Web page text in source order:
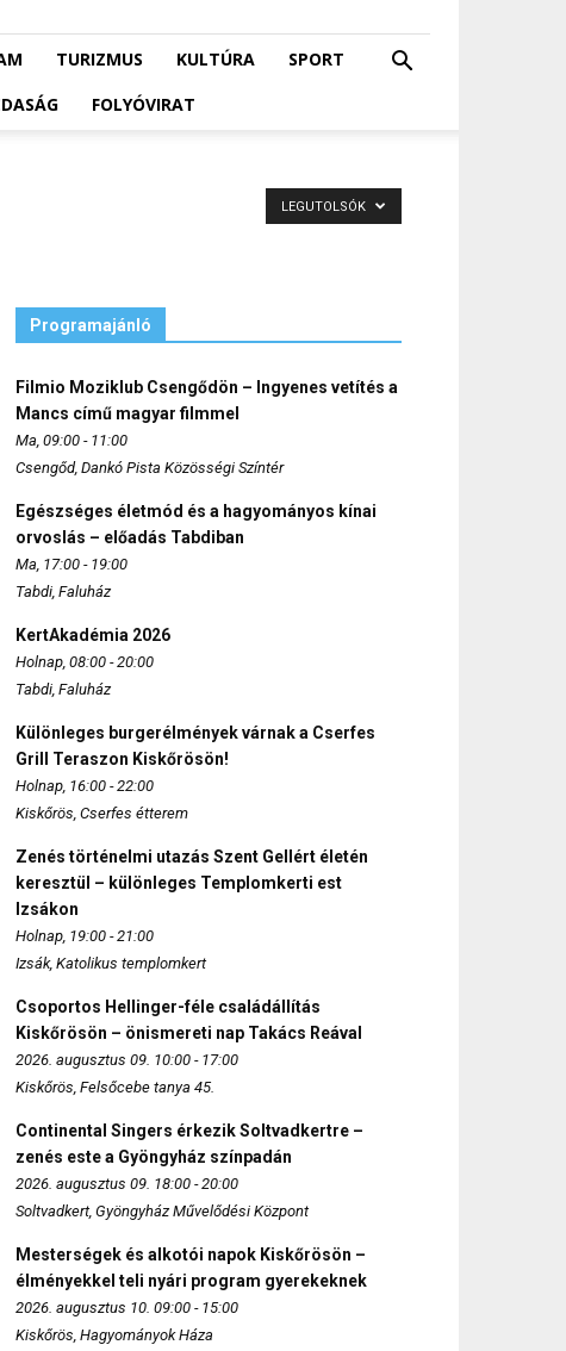
TURIZMUS KULTÚRA
SPORT
FOLYÓVIRAT
LEGUTOLSÓK
Programajánló
Filmio Moziklub Csengődön – Ingyenes vetítés a
Mancs című magyar filmmel
Ma, 09:00 - 11:00
Csengőd, Dankó Pista Közösségi Színtér
Egészséges életmód és a hagyományos kínai
orvoslás – előadás Tabdiban
Ma, 17:00 - 19:00
Tabdi, Faluház
KertAkadémia 2026
Holnap, 08:00 - 20:00
Tabdi, Faluház
Különleges burgerélmények várnak a Cserfes
Grill Teraszon Kiskőrösön!
Holnap, 16:00 - 22:00
Kiskőrös, Cserfes étterem
Zenés történelmi utazás Szent Gellért életén
keresztül – különleges Templomkerti est
Izsákon
Holnap, 19:00 - 21:00
Izsák, Katolikus templomkert
Csoportos Hellinger-féle családállítás
Kiskőrösön – önismereti nap Takács Reával
2026. augusztus 09. 10:00 - 17:00
Kiskőrös, Felsőcebe tanya 45.
Continental Singers érkezik Soltvadkertre –
zenés este a Gyöngyház színpadán
2026. augusztus 09. 18:00 - 20:00
Soltvadkert, Gyöngyház Művelődési Központ
Mesterségek és alkotói napok Kiskőrösön –
élményekkel teli nyári program gyerekeknek
2026. augusztus 10. 09:00 - 15:00
Kiskőrös, Hagyományok Háza